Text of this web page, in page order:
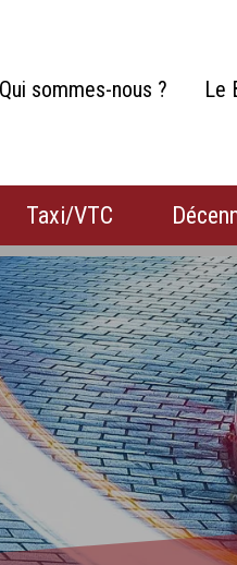
Qui sommes-nous ? Le
Taxi/VTC
Camping-car